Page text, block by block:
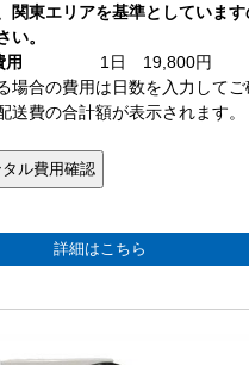
関東エリアを基準としていま
い。
用
1日 19,800円
場合の費用は日数を入力してご
送費の合計額が表示されます。
詳細はこちら